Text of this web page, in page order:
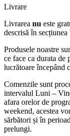
Livrare
Livrarea nu este
descrisă în
Produsele noastre
ce face ca durata de
lucrătoare începând
Comenzile sunt
intervalul Luni –
afara orelor de
weekend, acestea
sărbători și în
prelungi.